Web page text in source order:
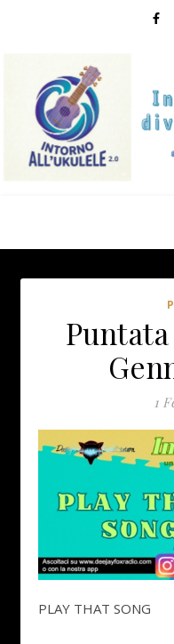
Puntata
1
PLAY THAT SONG